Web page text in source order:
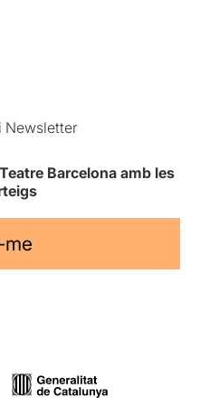
Newsletter
Barcelona amb les
me